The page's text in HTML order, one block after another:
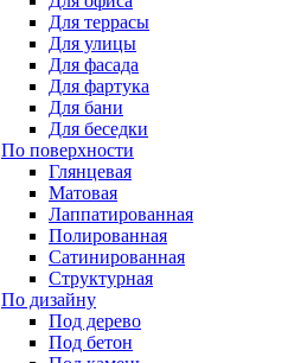
Для террасы
Для улицы
Для фасада
Для фартука
Для бани
Для беседки
По поверхности
Глянцевая
Матовая
Лаппатированная
Полированная
Сатинированная
Структурная
По дизайну
Под дерево
Под бетон